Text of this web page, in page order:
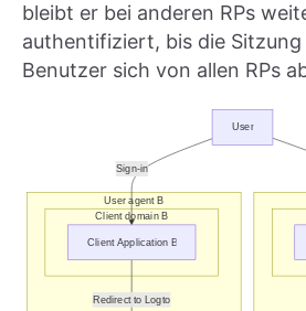
bleibt er bei anderen RPs
authentifiziert, bis die
Benutzer sich von allen RPs